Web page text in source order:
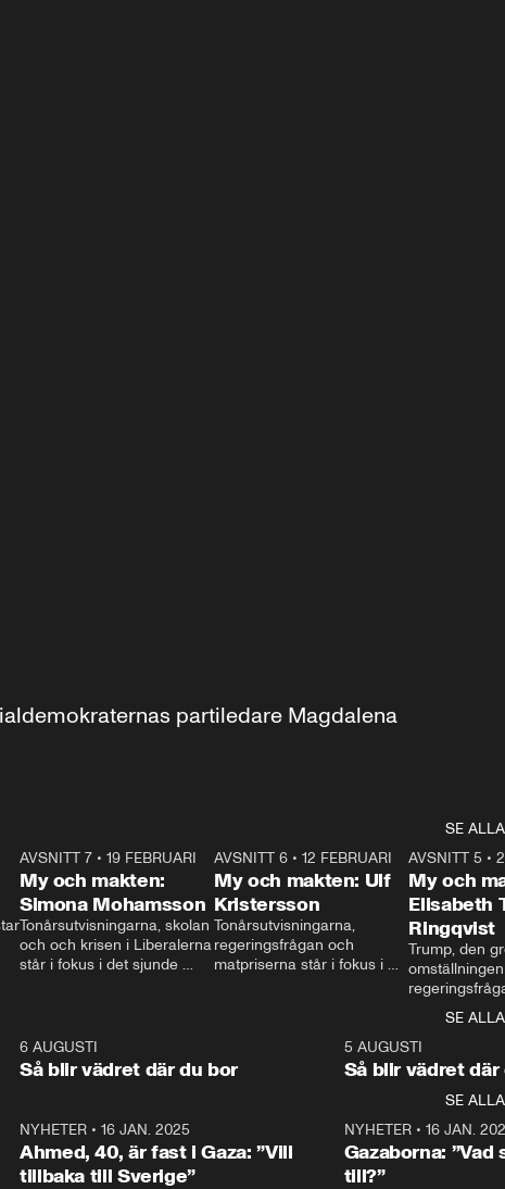
partiledare Magdalena
SE ALLA
24:30
AVSNITT 7• 19 FEBRUARI
My och makten:
Simona Mohamsson
Tonårsutvisningarna, skolan
och och krisen i Liberalerna
står i fokus i det sjunde
kommentator My
Rohwedder ställer
utbildnings- och
Mohamsson till svars.
27:30
AVSNITT 6 •12 FEBRUARI
My och makten: Ulf
Kristersson
Tonårsutvisningarna,
regeringsfrågan och
matpriserna står i fokus i
Rohwedder ställer
statsminister Ulf Kristersson
AVSNITT 5 •
My och
Elisabeth
Ringqvist
Trump, den
centrum i
avsnittet av
Makten”. Se
Aftonbladets
Rohwedder
Thand Ring
SE ALLA
6 AUGUSTI
Så blir vädret där du bor
5 AUGUSTI
Så blir vädret där
SE ALLA
NYHETER• 16 JAN. 2025
Ahmed, 40, är fast i Gaza: ”Vill
tillbaka till Sverige”
NYHETER• 16 JAN.
Gazaborna:
till?”